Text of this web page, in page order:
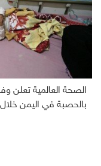
بالحصبة في اليمن